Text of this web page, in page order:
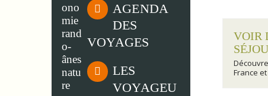
VOIR
France
AGENDA
DES
VOYAGES
LES
VOYAGEU